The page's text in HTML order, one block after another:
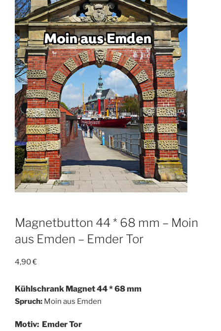
Magnetbutton 44 * 68 mm – Moin
aus Emden – Emder Tor
4,90€
Kühlschrank Magnet 44 * 68 mm
Spruch: Moin aus Emden
Motiv: Emder Tor